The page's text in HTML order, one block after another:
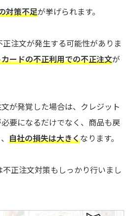
対策不足が挙げられます。
正注文が発生する可能性がありま
ードの不正利用での不正注文が
が発覚した場合は、クレジット
要になるだけでなく、商品も戻
自社の損失は大きくなります。
不正注文対策もしっかり行いまし